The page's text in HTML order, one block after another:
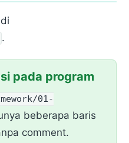
.
pada program
01-
beberapa baris
comment.